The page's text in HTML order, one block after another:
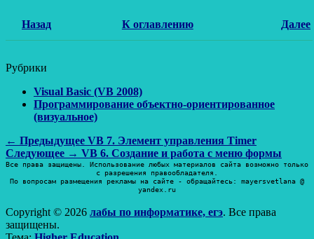
Назад К оглавлению Далее
Рубрики
Visual Basic (VB 2008)
Программирование объектно-ориентированное
(визуальное)
Навигация
по
записям
← Предыдущее Предыдущая
запись:
VB 7. Элемент управления Timer
Следующее → Следующая
запись:
VB 6. Создание и работа с меню формы
Все права защищены. Использование любых материалов сайта возможно только
с разрешения правообладателя.
По вопросам размещения рекламы на сайте - обращайтесь: mayersvetlana @
yandex.ru
Copyright © 2026 лабы по информатике, егэ. Все права
защищены.